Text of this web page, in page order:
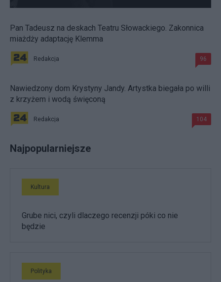
Pan Tadeusz na deskach Teatru Słowackiego. Zakonnica
miażdży adaptację Klemma
Redakcja 96
Nawiedzony dom Krystyny Jandy. Artystka biegała po willi
z krzyżem i wodą święconą
Redakcja 104
Najpopularniejsze
Kultura
Grube nici, czyli dlaczego recenzji póki co nie
będzie
Polityka